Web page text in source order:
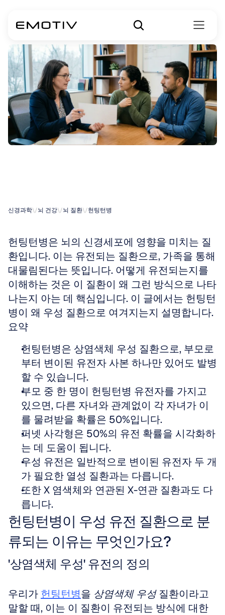
신경과학\/뇌 건강\/뇌 질환\/헌팅턴병
헌팅턴병은 뇌의 신경세포에 영향을 미치는 질
환입니다. 이는 유전되는 질환으로, 가족을 통해
대물림된다는 뜻입니다. 어떻게 유전되는지를
이해하는 것은 이 질환이 왜 그런 방식으로 나타
나는지 아는 데 핵심입니다. 이 글에서는 헌팅턴
병이 왜 우성 질환으로 여겨지는지 설명합니다.
요약
헌팅턴병은 상염색체 우성 질환으로, 부모로
부터 변이된 유전자 사본 하나만 있어도 발병
할 수 있습니다.
부모 중 한 명이 헌팅턴병 유전자를 가지고
있으면, 다른 자녀와 관계없이 각 자녀가 이
를 물려받을 확률은 50%입니다.
퍼넷 사각형은 50%의 유전 확률을 시각화하
는 데 도움이 됩니다.
우성 유전은 일반적으로 변이된 유전자 두 개
가 필요한 열성 질환과는 다릅니다.
또한 X 염색체와 연관된 X-연관 질환과도 다
릅니다.
헌팅턴병이 우성 유전 질환으로 분
류되는 이유는 무엇인가요?
'상염색체 우성' 유전의 정의
우리가 헌팅턴병을 상염색체 우성 질환이라고
말할 때, 이는 이 질환이 유전되는 방식에 대한